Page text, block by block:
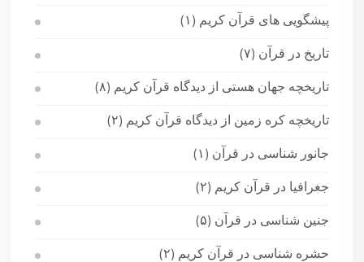
پیشگویی های قرآن کریم (۱)
تاریخ در قرآن (۷)
تاریخچه جهان هستی از دیدگاه قرآن کریم (۸)
تاریخچه کره زمین از دیدگاه قرآن کریم (۲)
جانور شناسی در قرآن (۱)
جغرافیا در قرآن کریم (۲)
جنین شناسی در قرآن (۵)
حشره شناسی در قرآن کریم (۲)